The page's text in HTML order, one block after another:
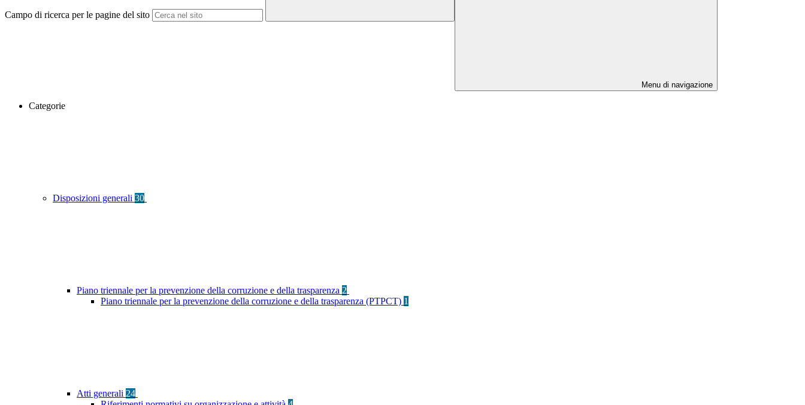
Campo di ricerca per le pagine del sito
Menu di navigazione
Categorie
Disposizioni generali 30
Piano triennale per la prevenzione della corruzione e della trasparenza 2
Piano triennale per la prevenzione della corruzione e della trasparenza (PTPCT) 1
Atti generali 24